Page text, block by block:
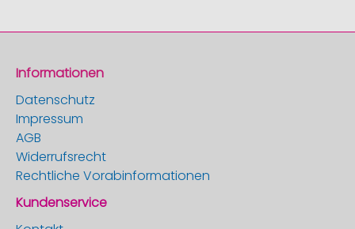
Informationen
Datenschutz
Impressum
AGB
Widerrufsrecht
Rechtliche Vorabinformationen
Kundenservice